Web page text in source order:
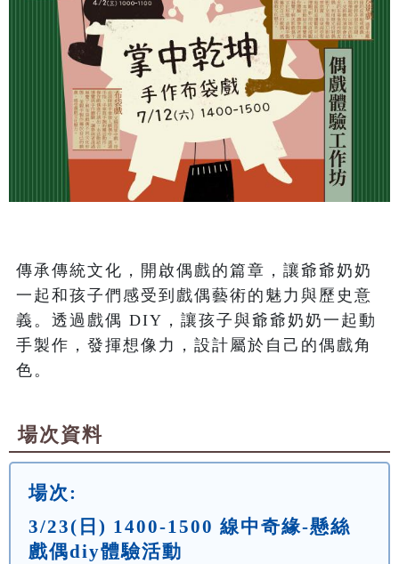
傳承傳統文化，開啟偶戲的篇章，讓爺爺奶奶
一起和孩子們感受到戲偶藝術的魅力與歷史意
義。透過戲偶 DIY，讓孩子與爺爺奶奶一起動
手製作，發揮想像力，設計屬於自己的偶戲角
場次資料
場次:
3/23(日) 1400-1500 線中奇緣-懸絲
戲偶diy體驗活動